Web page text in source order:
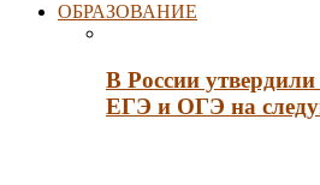
ОБРАЗОВАНИЕ
В России утвердили
ЕГЭ и ОГЭ на